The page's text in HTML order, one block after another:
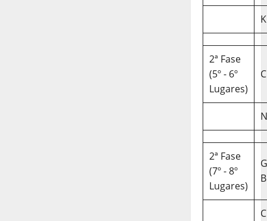
2ª Fase
(5º - 6º
Lugares)
2ª Fase
(7º - 8º
Lugares)
B